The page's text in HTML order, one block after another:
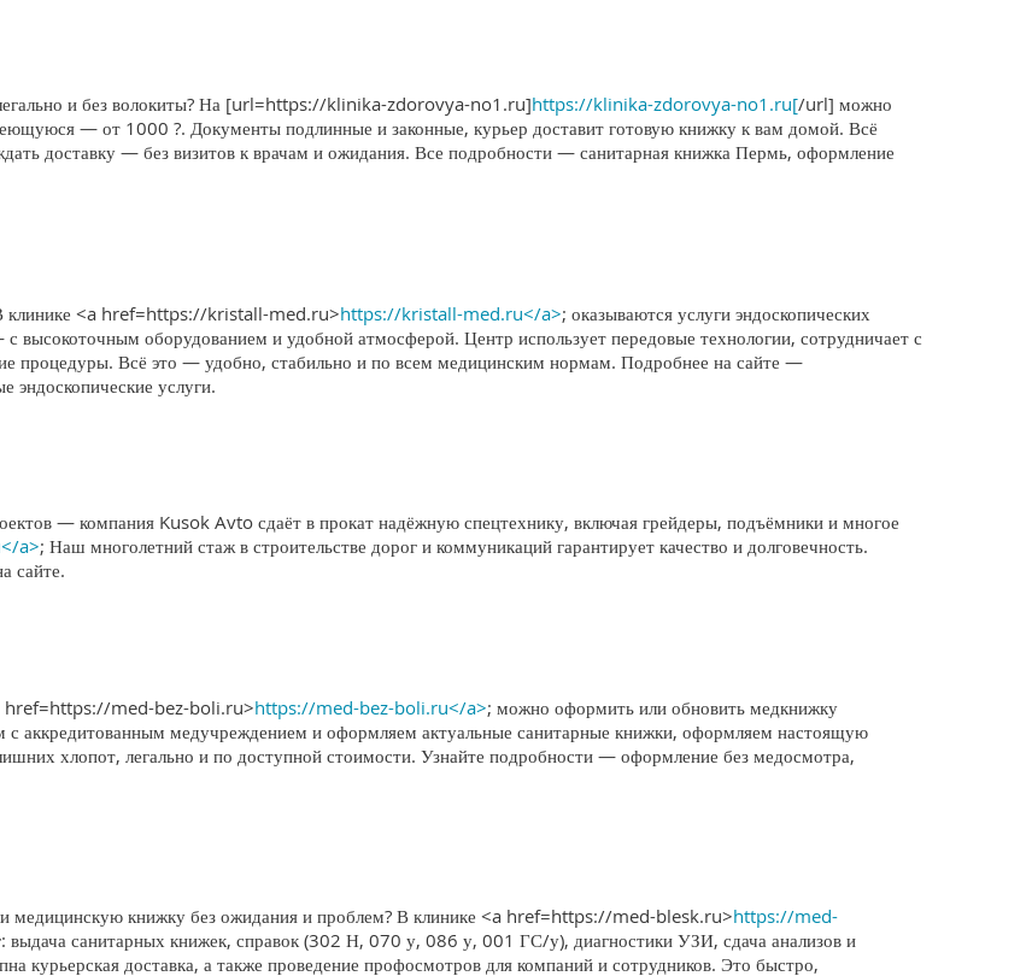
и без волокиты? На [url=https://klinika-zdorovya-no1.ru]https://klinika-zdorovya-no1.ru[/url] можно
— от 1000 ?. Документы подлинные и законные, курьер доставит готовую книжку к вам домой. Всё
доставку — без визитов к врачам и ожидания. Все подробности — санитарная книжка Пермь, оформление
клинике <a href=https://kristall-med.ru>https://kristall-med.ru</a>; оказываются услуги эндоскопических
высокоточным оборудованием и удобной атмосферой. Центр использует передовые технологии, сотрудничает с
процедуры. Всё это — удобно, стабильно и по всем медицинским нормам. Подробнее на сайте —
эндоскопические услуги.
— компания Kusok Avto сдаёт в прокат надёжную спецтехнику, включая грейдеры, подъёмники и многое
a>; Наш многолетний стаж в строительстве дорог и коммуникаций гарантирует качество и долговечность.
сайте.
href=https://med-bez-boli.ru>https://med-bez-boli.ru</a>; можно оформить или обновить медкнижку
аккредитованным медучреждением и оформляем актуальные санитарные книжки, оформляем настоящую
хлопот, легально и по доступной стоимости. Узнайте подробности — оформление без медосмотра,
медицинскую книжку без ожидания и проблем? В клинике <a href=https://med-blesk.ru>https://med-
выдача санитарных книжек, справок (302 Н, 070 у, 086 у, 001 ГС/у), диагностики УЗИ, сдача анализов и
курьерская доставка, а также проведение профосмотров для компаний и сотрудников. Это быстро,